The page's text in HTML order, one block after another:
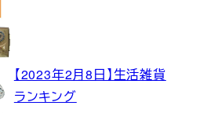
【2023年2月8日】生活雑貨
ランキング